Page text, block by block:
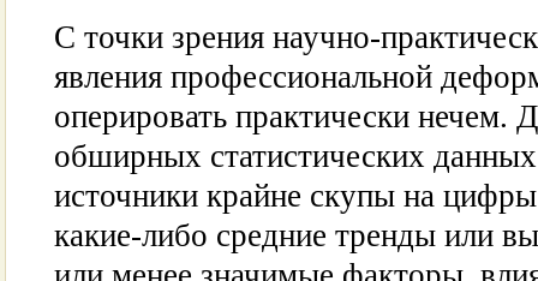
С точки зрения научно-
явления профессиональной
оперировать практически нечем.
обширных статистических
источники крайне скупы на
какие-либо средние тренды или